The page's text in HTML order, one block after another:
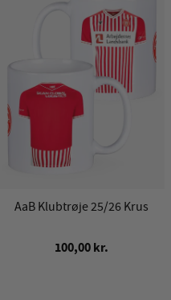
AaB Klubtrøje 25/26 Krus
100,00 kr.